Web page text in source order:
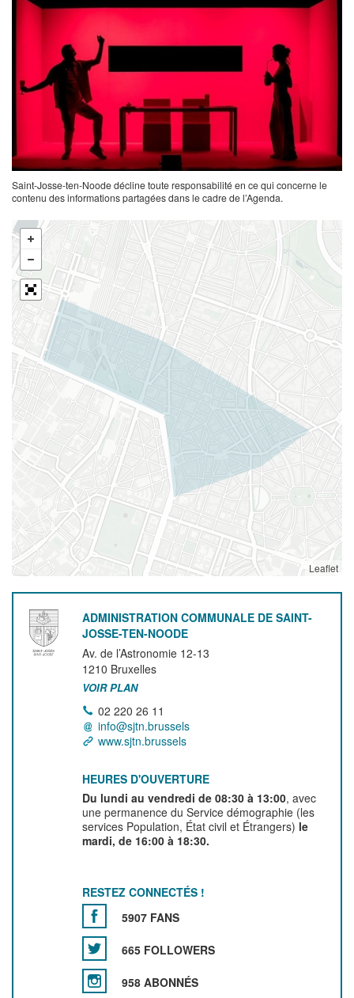
Saint-Josse-ten-Noode décline toute responsabilité en ce qui concerne le
contenu des informations partagées dans le cadre de l’Agenda.
Leaflet
ADMINISTRATION COMMUNALE DE SAINT-
JOSSE-TEN-NOODE
Av. de l’Astronomie 12-13
1210 Bruxelles
VOIR PLAN
02 220 26 11
info@sjtn.brussels
www.sjtn.brussels
HEURES D'OUVERTURE
Du lundi au vendredi de 08:30 à 13:00, avec
une permanence du Service démographie (les
services Population, État civil et Étrangers) le
mardi, de 16:00 à 18:30.
RESTEZ CONNECTÉS !
5907 FANS
665 FOLLOWERS
958 ABONNÉS